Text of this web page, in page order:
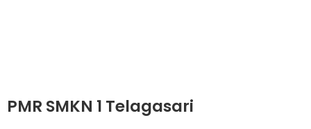
PMR SMKN 1 Telagasari